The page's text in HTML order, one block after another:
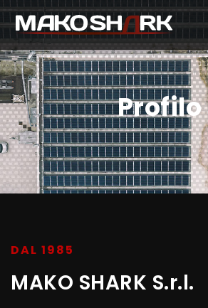
Profilo
DAL 1985
MAKO SHARK S.r.l.